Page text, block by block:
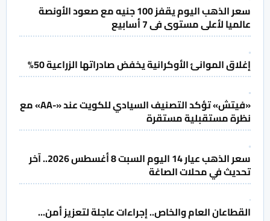
سعر الذهب اليوم يقفز 100 جنيه مع صعود الأونصة
عالميا لأعلى مستوى فى 7 أسابيع
إغلاق الموانئ الأوكرانية يخفض صادراتها الزراعية 50%
«فيتش» تؤكد التصنيف السيادي للكويت عند «-AA» مع
نظرة مستقبلية مستقرة
سعر الذهب عيار 14 اليوم السبت 8 أغسطس 2026.. آخر
تحديث في محلات الصاغة
القطاعان العام والخاص.. إجراءات عاجلة لتعزيز أمن...